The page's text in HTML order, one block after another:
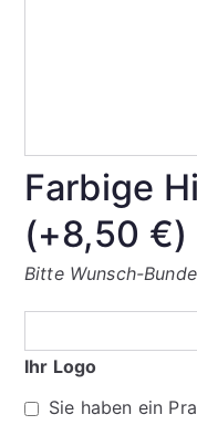
Farbige
(+8,50 €)
Bitte Wunsch-
Ihr Logo
Sie haben ein